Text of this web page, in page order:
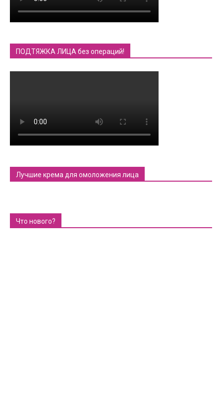
ПОДТЯЖКА ЛИЦА без операций!
Лучшие крема для омоложения лица
Что нового?